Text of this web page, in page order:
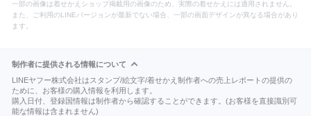
一部の画像は着せかえショップ掲載用の画像のため、実際の着せかえには適用されません。
また、ご利用のLINEバージョンが最新でない場合、一部の画面デザインが異なる場合があり
ます。
制作者に提供される情報について
LINEヤフー株式会社はスタンプ/絵文字/着せかえ制作者への売上レポートの提供の
ために、お客様の購入情報を利用します。
購入日付、登録国情報は制作者から確認することができます。(お客様を直接識別可
能な情報は含まれません)